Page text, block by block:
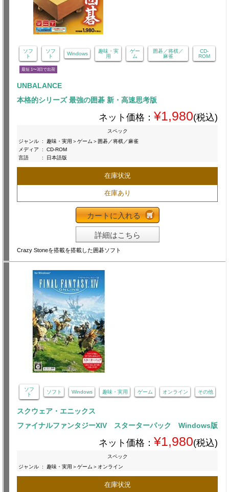
ソフ
ト
ソフ
ト
Windows
趣味・実
用
ゲー
ム
囲碁／将棋／
麻雀
CD-
ROM
最短 1〜3日で出荷
UNBALANCE
本格的シリーズ 最強の囲碁 新・高速思考版
ネット価格： ¥1,980(税込)
スペック
ジャンル :
趣味・実用＞ゲーム＞囲碁／将棋／麻雀
メディア
:
CD-ROM
言語
: 日本語版
在庫状況
在庫あり
カートに入れる
詳細はこちら
Crazy Stoneを搭載を搭載した囲碁ソフト
ソフ
ト
ソフト Windows 趣味・実用 ゲーム オンライン その他
スクウェア・エニックス
ファイナルファンタジーXIV スターターパック Windows版
ネット価格： ¥1,980(税込)
スペック
ジャンル : 趣味・実用＞ゲーム＞オンライン
在庫状況